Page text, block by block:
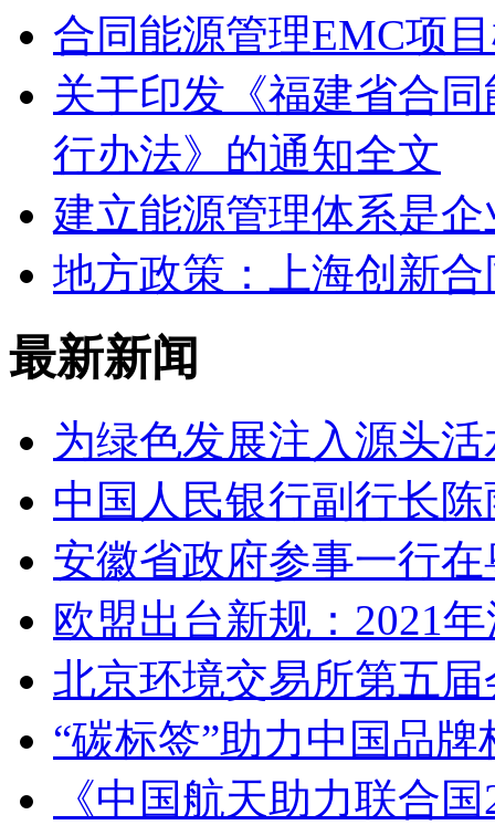
合同能源管理EMC项
关于印发《福建省合
行办法》的通知全文
建立能源管理体系是
地方政策：上海创新
最新新闻
为绿色发展注入源头
中国人民银行副行长
安徽省政府参事一行
欧盟出台新规：2021
北京环境交易所第五
“碳标签”助力中国品
《中国航天助力联合